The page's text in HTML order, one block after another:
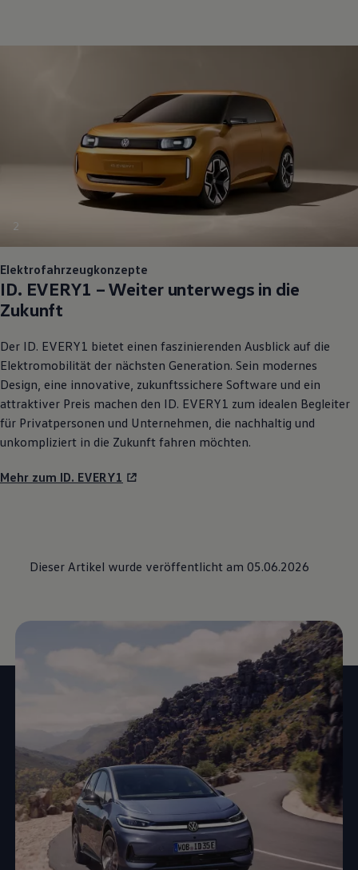
2
Elektrofahrzeugkonzepte
ID. EVERY1 – Weiter unterwegs in die
Zukunft
Der ID. EVERY1 bietet einen faszinierenden Ausblick auf die
Elektromobilität der nächsten Generation. Sein modernes
Design, eine innovative, zukunftssichere Software und ein
attraktiver Preis machen den ID. EVERY1 zum idealen Begleiter
für Privatpersonen und Unternehmen, die nachhaltig und
unkompliziert in die Zukunft fahren möchten.
Mehr zum ID. EVERY1
Dieser Artikel wurde veröffentlicht am 05.06.2026